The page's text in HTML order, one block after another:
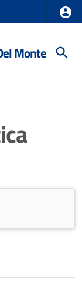
Monte